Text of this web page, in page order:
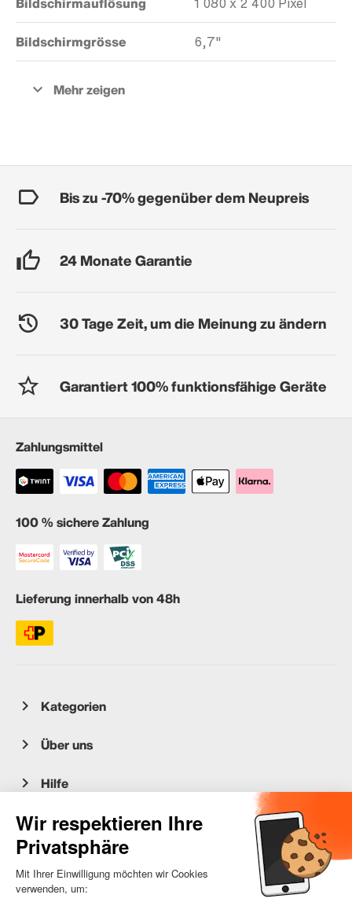
Bildschirmgrösse 6,7"
Bis zu -70% gegenüber dem Neupreis
24 Monate Garantie
30 Tage Zeit, um die Meinung zu ändern
Garantiert 100% funktionsfähige Geräte
Zahlungsmittel
100 % sichere Zahlung
Lieferung innerhalb von 48h
Kategorien
Über uns
Hilfe
Kundenservice
occasion.migros.mobile@recommerce.com
Montag-Freitag 08:00-17:00